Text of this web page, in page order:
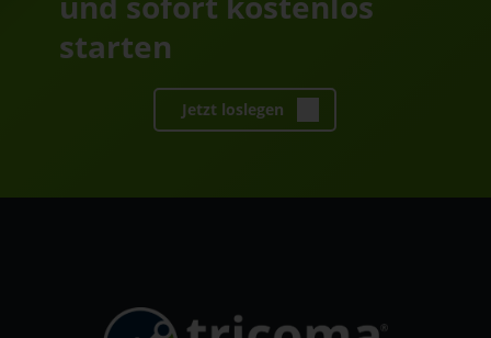
starten
Jetzt loslegen